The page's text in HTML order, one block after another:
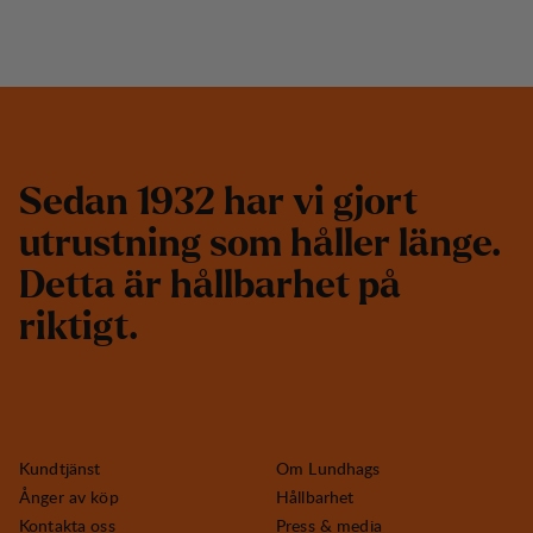
Sedan 1932 har vi gjort
utrustning som håller länge.
Detta är hållbarhet på
riktigt.
Kundtjänst
Ånger av köp
Kontakta oss
Om Lundhags
Hållbarhet
Press & media